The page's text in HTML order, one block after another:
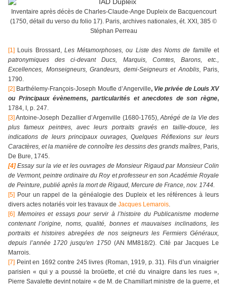
Inventaire après décès de Charles-Claude-Ange Dupleix de Bacquencourt
(1750, détail du verso du folio 17). Paris, archives nationales, ét. XXI, 385 ©
Stéphan Perreau
[1] Louis Brossard, Les Métamorphoses, ou Liste des Noms de familleet
patronymiques
des ci-devant Ducs, Marquis, Comtes, Barons, etc.,
Excellences, Monseigneurs, Grandeurs, demi-Seigneurs et Anoblis, Paris,
1790.
[2] Barthélemy-François-Joseph Moufle d’Angerville, Vie privée de Louis XV
ou Principaux évènemens, particularités et anecdotes de son règne,
1784, I, p. 247.
[3] Antoine-Joseph Dezallier d’Argenville (1680-1765),Abrégé de la Vie des
plus fameux peintres, avec leurs portraits gravés en taille-douce, les
indications de leurs principaux ouvrages, Quelques Réflexions sur leurs
Caractères, et la manière de connoître les dessins des grands maîtres, Paris,
De Bure, 1745.
[4] Essay sur la vie et les ouvrages de Monsieur Rigaud par Monsieur Colin
de Vermont, peintre ordinaire du Roy et professeur en son Académie Royale
de Peinture, publié après la mort de Rigaud, Mercure de France, nov. 1744.
[5] Pour un rappel de la généalogie des Dupleix et les références à leurs
divers actes notariés voir les travaux de Jacques Lemarois.
[6] Memoires et essays pour servir à l’histoire du Publicanisme moderne
contenant l’origine, noms, qualité, bonnes et mauvaises inclinations, les
portraits et histoires abregées de nos seigneurs les Fermiers Généraux,
depuis l’année 1720 jusqu'en 1750(AN MM818/2). Cité par Jacques Le
Marrois.
[7] Peint en 1692 contre 245 livres (Roman, 1919, p. 31). Fils d’un vinaigrier
parisien « qui y a poussé la broüette, et crié du vinaigre dans les rues »,
Pierre Savalette devint notaire « de M. de Chamillart ministre de la guerre, et